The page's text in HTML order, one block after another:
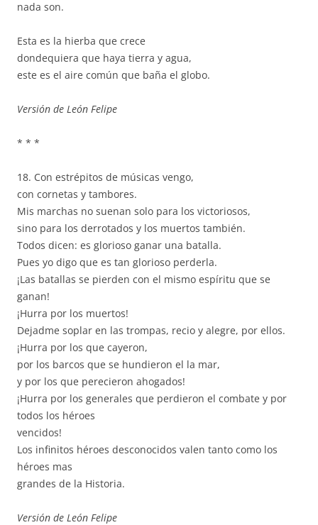
nada son.
Esta es la hierba que crece
dondequiera que haya tierra y agua,
este es el aire común que baña el globo.
Versión de León Felipe
* * *
18. Con estrépitos de músicas vengo,
con cornetas y tambores.
Mis marchas no suenan solo para los victoriosos,
sino para los derrotados y los muertos también.
Todos dicen: es glorioso ganar una batalla.
Pues yo digo que es tan glorioso perderla.
¡Las batallas se pierden con el mismo espíritu que se
ganan!
¡Hurra por los muertos!
Dejadme soplar en las trompas, recio y alegre, por ellos.
¡Hurra por los que cayeron,
por los barcos que se hundieron el la mar,
y por los que perecieron ahogados!
¡Hurra por los generales que perdieron el combate y por
todos los héroes
vencidos!
Los infinitos héroes desconocidos valen tanto como los
héroes mas
grandes de la Historia.
Versión de León Felipe